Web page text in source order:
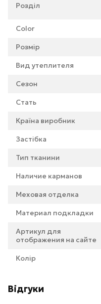
Розділ
Color
Розмір
Вид утеплителя
Сезон
Стать
Країна виробник
Застібка
Тип тканини
Наличие карманов
Меховая отделка
Материал подкладки
Артикул для
отображения на сайте
Колір
Відгуки